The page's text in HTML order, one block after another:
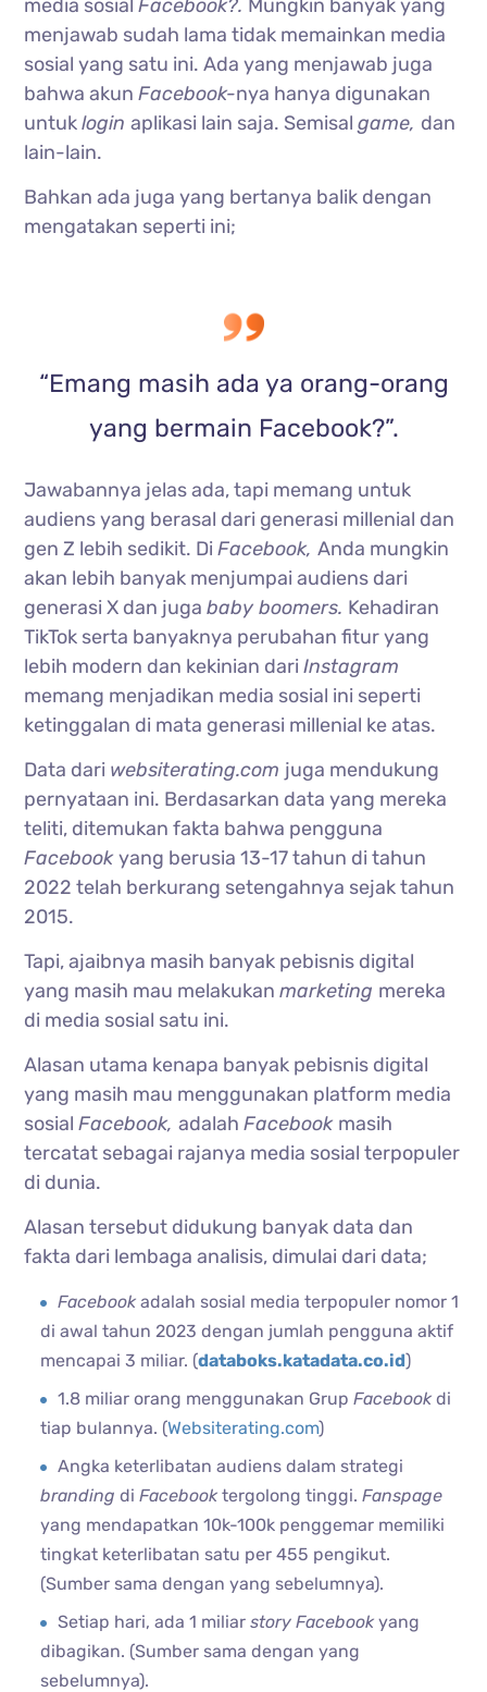
media sosialFacebook?. Mungkin banyak yang
menjawab sudah lama tidak memainkan media
sosial yang satu ini. Ada yang menjawab juga
bahwa akunFacebook-nya hanya digunakan
untukloginaplikasi lain saja. Semisalgame, dan
lain-lain.
Bahkan ada juga yang bertanya balik dengan
mengatakan seperti ini;
“Emang masih ada ya orang-orang
yang bermain Facebook?”.
Jawabannya jelas ada, tapi memang untuk
audiens yang berasal dari generasi millenial dan
gen Z lebih sedikit. DiFacebook,Anda mungkin
akan lebih banyak menjumpai audiens dari
generasi X dan jugababy boomers. Kehadiran
TikTok serta banyaknya perubahan fitur yang
lebih modern dan kekinian dariInstagram
memang menjadikan media sosial ini seperti
ketinggalan di mata generasi millenial ke atas.
Data dari websiterating.com juga mendukung
pernyataan ini. Berdasarkan data yang mereka
teliti, ditemukan fakta bahwa pengguna
Facebookyang berusia 13-17 tahun di tahun
2022 telah berkurang setengahnya sejak tahun
2015.
Tapi, ajaibnya masih banyak pebisnis digital
yang masih mau melakukanmarketing mereka
di media sosial satu ini.
Alasan utama kenapa banyak pebisnis digital
yang masih mau menggunakan platform media
sosialFacebook,adalahFacebook masih
tercatat sebagai rajanya media sosial terpopuler
di dunia.
Alasan tersebut didukung banyak data dan
fakta dari lembaga analisis, dimulai dari data;
Facebookadalah sosial media terpopuler nomor 1
di awal tahun 2023 dengan jumlah pengguna aktif
mencapai 3 miliar. (databoks.katadata.co.id)
1.8 miliar orang menggunakan GrupFacebookdi
tiap bulannya. (Websiterating.com)
Angka keterlibatan audiens dalam strategi
brandingdiFacebooktergolong tinggi.Fanspage
yang mendapatkan 10k-100k penggemar memiliki
tingkat keterlibatan satu per 455 pengikut.
(Sumber sama dengan yang sebelumnya).
Setiap hari, ada 1 miliarstory Facebookyang
dibagikan. (Sumber sama dengan yang
sebelumnya).